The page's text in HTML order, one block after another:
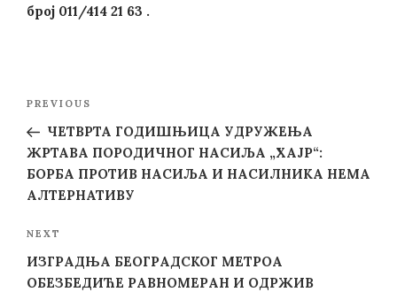
број 011/414 21 63 .
Previous
Post
PREVIOUS
ЧЕТВРТА ГОДИШЊИЦА УДРУЖЕЊА
ЖРТАВА ПОРОДИЧНОГ НАСИЉА „ХАЈР“:
БОРБА ПРОТИВ НАСИЉА И НАСИЛНИКА НЕМА
АЛТЕРНАТИВУ
Next
Post
NEXT
ИЗГРАДЊА БЕОГРАДСКОГ МЕТРОА
ОБЕЗБЕДИЋЕ РАВНОМЕРАН И ОДРЖИВ